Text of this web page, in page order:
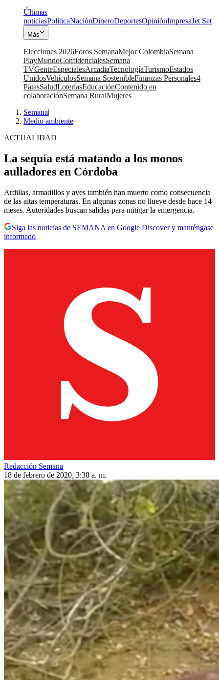
Últimas
noticiasPolíticaNaciónDineroDeportesOpiniónImpresaJet Set
Más
Elecciones 2026Foros SemanaMejor ColombiaSemana
PlayMundoConfidencialesSemana
TVGenteEspecialesArcadiaTecnologíaTurismoEstados
UnidosVehículosSemana SostenibleFinanzas Personales4
PatasSaludLoteríasEducaciónContenido en
colaboraciónSemana RuralMujeres
Semana|
Medio ambiente
ACTUALIDAD
La sequía está matando a los monos
aulladores en Córdoba
Ardillas, armadillos y aves también han muerto como consecuencia
de las altas temperaturas. En algunas zonas no llueve desde hace 14
meses. Autoridades buscan salidas para mitigar la emergencia.
Siga las noticias de SEMANA en Google Discover y manténgase
informado
Redacción Semana
18 de febrero de 2020, 3:38 a. m.